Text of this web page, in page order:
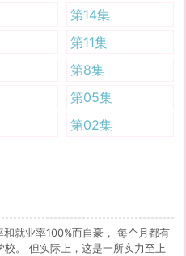
第14集
第11集
第8集
第05集
第02集
就业率100%而自豪， 每个月都有
。 但实际上，这是一所实力至上